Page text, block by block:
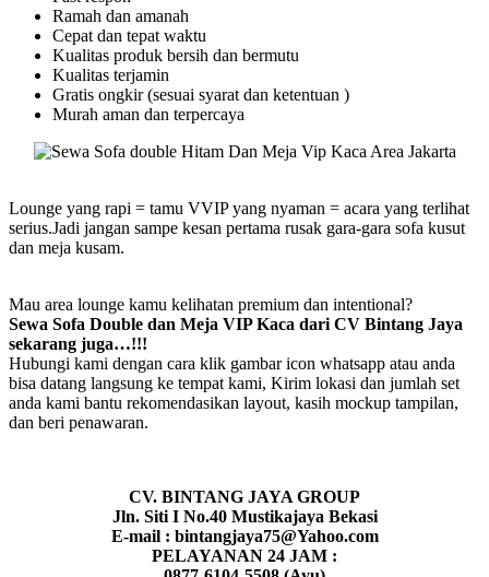
Ramah dan amanah
Cepat dan tepat waktu
Kualitas produk bersih dan bermutu
Kualitas terjamin
Gratis ongkir (sesuai syarat dan ketentuan )
Murah aman dan terpercaya
Lounge yang rapi = tamu VVIP yang nyaman = acara yang terlihat
serius.Jadi jangan sampe kesan pertama rusak gara-gara sofa kusut
dan meja kusam.
Mau area lounge kamu kelihatan premium dan intentional?
Sewa Sofa Double dan Meja VIP Kaca dari CV Bintang Jaya
sekarang juga…!!!
Hubungi kami dengan cara klik gambar icon whatsapp atau anda
bisa datang langsung ke tempat kami, Kirim lokasi dan jumlah set
anda kami bantu rekomendasikan layout, kasih mockup tampilan,
dan beri penawaran.
CV. BINTANG JAYA GROUP
Jln. Siti I No.40 Mustikajaya Bekasi
E-mail : bintangjaya75@Yahoo.com
PELAYANAN 24 JAM :